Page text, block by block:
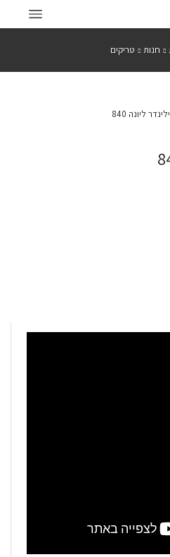
חנות טריקים